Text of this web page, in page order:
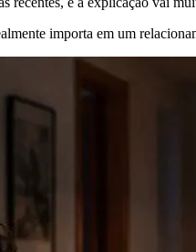
importa em um